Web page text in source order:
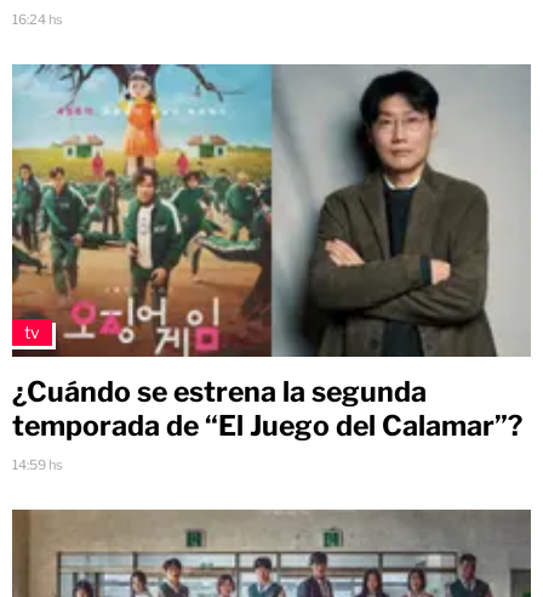
16:24 hs
tv
¿Cuándo se estrena la segunda
temporada de “El Juego del Calamar”?
14:59 hs